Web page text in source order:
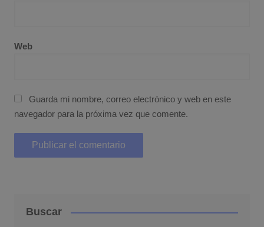
Web
Guarda mi nombre, correo electrónico y web en este
navegador para la próxima vez que comente.
Buscar